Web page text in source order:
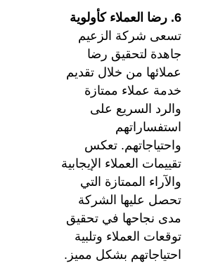
6. رضا العملاء كأولوية
تسعى شركة الزعيم
جاهدة لتحقيق رضا
عملائها من خلال تقديم
خدمة عملاء ممتازة
والرد السريع على
استفساراتهم
واحتياجاتهم. تعكس
تقييمات العملاء الإيجابية
والآراء الممتازة التي
تحصل عليها الشركة
مدى نجاحها في تحقيق
توقعات العملاء وتلبية
احتياجاتهم بشكل مميز.